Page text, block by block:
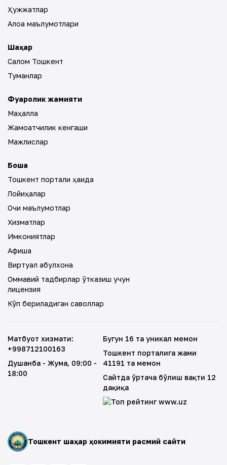
Ҳужжатлар
Алоқа маълумотлари
Шаҳар
Салом Тошкент
Туманлар
Фуқаролик жамияти
Маҳалла
Жамоатчилик кенгаши
Мажлислар
Бошқа
Тошкент портали ҳақида
Лойиҳалар
Очиқ маълумотлар
Хизматлар
Имкониятлар
Афиша
Виртуал қабулхона
Оммавий тадбирлар ўтказиш учун
лицензия
Кўп бериладиган саволлар
Тошкент шаҳар ҳокимияти расмий сайти
Матбуот хизмати:
+998712100163
Душанба - Жума, 09:00 -
18:00
Бугун 16 та уникал меҳмон
Тошкент порталига жами
41191 та меҳмон
Сайтда ўртача бўлиш вақти 12
дақиқа